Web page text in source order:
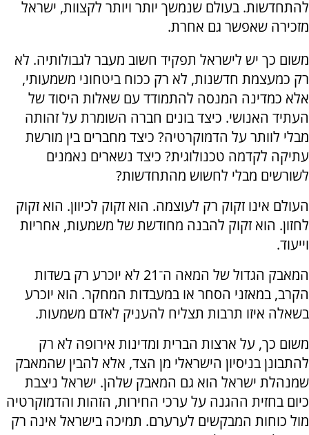
להתחדשות. בעולם שנמשך יותר ויותר לקצוות, ישראל
מזכירה שאפשר גם אחרת.
משום כך יש לישראל תפקיד חשוב מעבר לגבולותיה. לא
רק כמעצמת חדשנות, לא רק ככוח ביטחוני משמעותי,
אלא כמדינה המנסה להתמודד עם שאלות היסוד של
העתיד האנושי. כיצד בונים חברה השומרת על זהותה
מבלי לוותר על הדמוקרטיה? כיצד מחברים בין מורשת
עתיקה לקדמה טכנולוגית? כיצד נשארים נאמנים
לשורשים מבלי לחשוש מהתחדשות?
העולם אינו זקוק רק לעוצמה. הוא זקוק לכיוון. הוא זקוק
לחזון. הוא זקוק להבנה מחודשת של משמעות, אחריות
וייעוד.
המאבק הגדול של המאה ה־21 לא יוכרע רק בשדות
הקרב, במאזני הסחר או במעבדות המחקר. הוא יוכרע
בשאלה איזו תרבות תצליח להעניק לאדם משמעות.
משום כך, על ארצות הברית ומדינות אירופה לא רק
להתבונן בניסיון הישראלי מן הצד, אלא להבין שהמאבק
שמנהלת ישראל הוא גם המאבק שלהן. ישראל ניצבת
כיום בחזית ההגנה על ערכי החירות, הזהות והדמוקרטיה
מול כוחות המבקשים לערערם. תמיכה בישראל אינה רק